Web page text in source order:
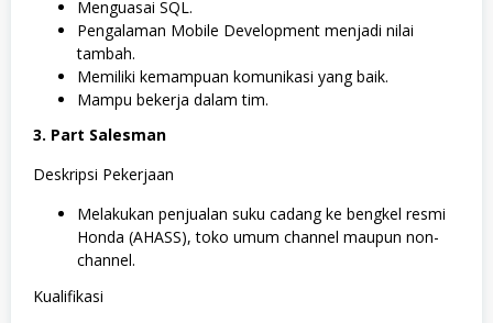
Menguasai SQL.
Pengalaman Mobile Development menjadi nilai
tambah.
Memiliki kemampuan komunikasi yang baik.
Mampu bekerja dalam tim.
3. Part Salesman
Deskripsi Pekerjaan
Melakukan penjualan suku cadang ke bengkel resmi
Honda (AHASS), toko umum channel maupun non-
channel.
Kualifikasi